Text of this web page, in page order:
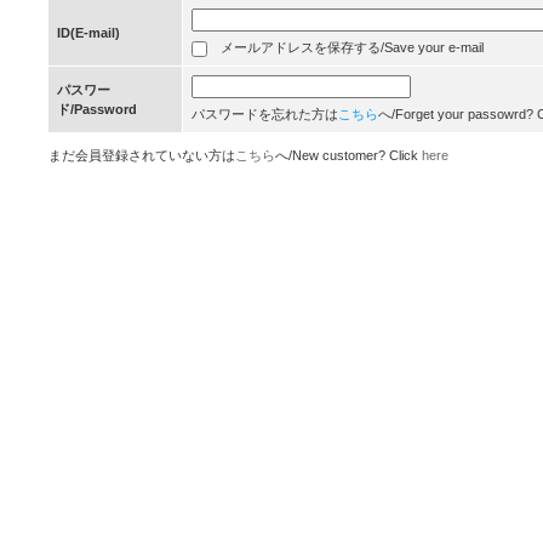
ID(E-mail)
メールアドレスを保存する/Save your e-mail
パスワー
ド/Password
パスワードを忘れた方は こちらへ/Forget your passowrd?
まだ会員登録されていない方は こちらへ/New customer? Click here